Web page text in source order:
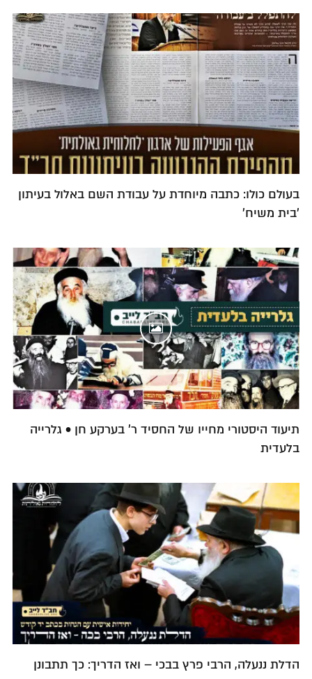
בעולם כולו: כתבה מיוחדת על עבודת השם באלול בעיתון
'בית משיח'
תיעוד היסטורי מחייו של החסיד ר' בערקע חן • גלרייה
בלעדית
הדלת ננעלה, הרבי פרץ בבכי – ואז הדריך: כך תתבונן